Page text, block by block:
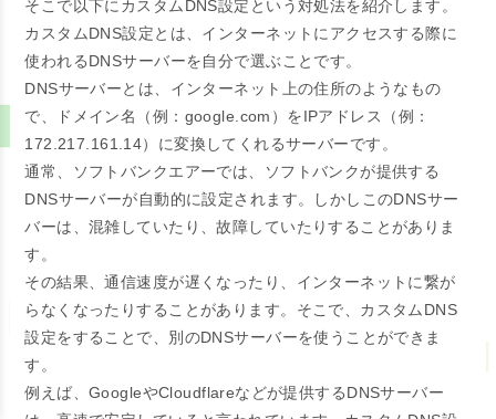
そこで以下にカスタムDNS設定という対処法を紹介します。
カスタムDNS設定とは、インターネットにアクセスする際に
使われるDNSサーバーを自分で選ぶことです。
DNSサーバーとは、インターネット上の住所のようなもの
で、ドメイン名（例：google.com）をIPアドレス（例：
172.217.161.14）に変換してくれるサーバーです。
通常、ソフトバンクエアーでは、ソフトバンクが提供する
DNSサーバーが自動的に設定されます。しかしこのDNSサー
バーは、混雑していたり、故障していたりすることがありま
す。
その結果、通信速度が遅くなったり、インターネットに繋が
らなくなったりすることがあります。そこで、カスタムDNS
設定をすることで、別のDNSサーバーを使うことができま
す。
例えば、GoogleやCloudflareなどが提供するDNSサーバー